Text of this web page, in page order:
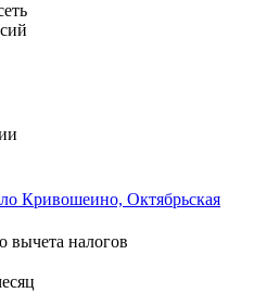
Кривошеино, Октябрьская
вычета налогов